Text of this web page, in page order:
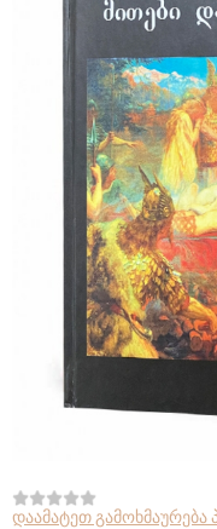
დაამატეთ გამოხმაურება